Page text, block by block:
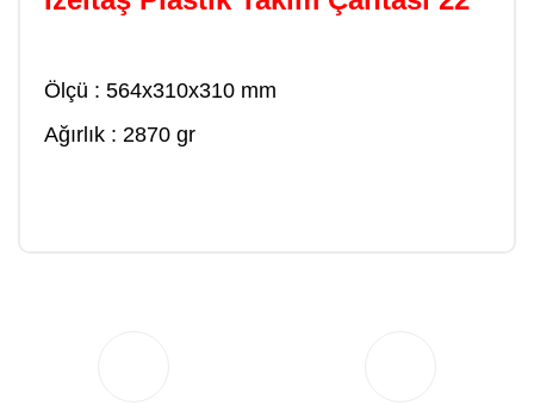
Ölçü : 564x310x310 mm
Ağırlık : 2870 gr